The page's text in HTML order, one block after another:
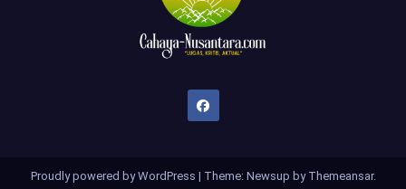
Proudly powered by WordPress | Theme: Newsup by Themeansar.